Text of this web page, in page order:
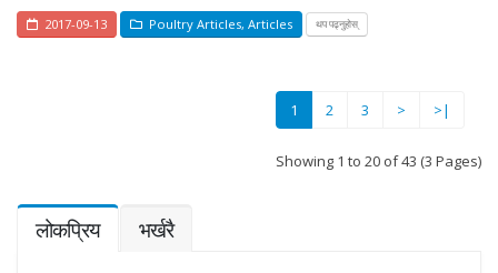
2017-09-13 Poultry Articles, Articles थप पढ्नुहोस्
1 (current)
2 3 > >|
Showing 1 to 20 of 43 (3 Pages)
लोकप्रिय भर्खरै